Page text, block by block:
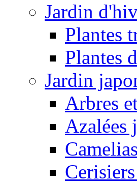
Jardin
Plantes
Plantes
Jardin
Arbres
Azalées